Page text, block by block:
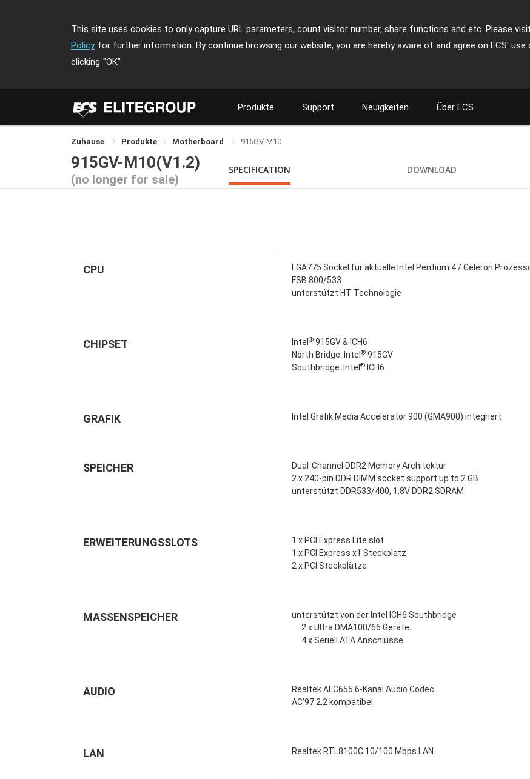
This site uses cookies to only capture URL parameters, count visitor number, share functions and etc. Please
Policy for further information. By continue browsing our website, you are hereby aware of and agree on ECS'
clicking "OK"
Produkte Support Neuigkeiten Über ECS
Zuhause Produkte Motherboard 915GV-M10
915GV-M10(V1.2)
(no longer for sale)
SPECIFICATION DOWNLOAD
CPU
LGA775 Sockel für aktuelle Intel Pentium 4 / Celeron
FSB 800/533
unterstützt HT Technologie
CHIPSET Intel ® 915GV & ICH6
North Bridge: Intel ® 915GV
Southbridge: Intel ® ICH6
GRAFIK Intel Grafik Media Accelerator 900 (GMA900) integriert
SPEICHER
Dual-Channel DDR2 Memory Architektur
2 x 240-pin DDR DIMM socket support up to 2 GB
unterstützt DDR533/400, 1.8V DDR2 SDRAM
ERWEITERUNGSSLOTS
1 x PCI Express Lite slot
1 x PCI Express x1 Steckplatz
2 x PCI Steckplätze
MASSENSPEICHER
unterstützt von der Intel ICH6 Southbridge
2 x Ultra DMA100/66 Geräte
4 x Seriell ATA Anschlüsse
AUDIO
Realtek ALC655 6-Kanal Audio Codec
AC'97 2.2 kompatibel
LAN Realtek RTL8100C 10/100 Mbps LAN